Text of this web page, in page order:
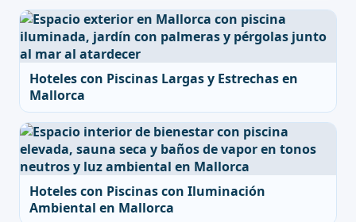
Hoteles con Piscinas Largas y Estrechas en
Mallorca
Hoteles con Piscinas con Iluminación
Ambiental en Mallorca